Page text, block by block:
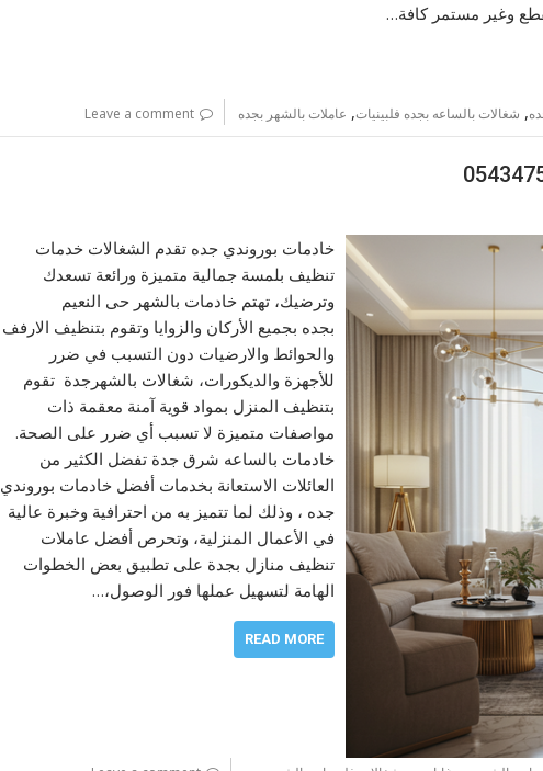
وغير مستمر كافة…
, شغالات بالساعه بجده فلبينيات, عاملات بالشهر بجده Leave a comment
خادمات بوروندي جده تقدم الشغالات خدمات
تنظيف بلمسة جمالية متميزة ورائعة تسعدك
وترضيك، تهتم خادمات بالشهر حى النعيم
بجده بجميع الأركان والزوايا وتقوم بتنظيف الارفف
والحوائط والارضيات دون التسبب في ضرر
للأجهزة والديكورات، شغالات بالشهرجدة تقوم
بتنظيف المنزل بمواد قوية آمنة معقمة ذات
مواصفات متميزة لا تسبب أي ضرر على الصحة.
خادمات بالساعه شرق جدة تفضل الكثير من
العائلات الاستعانة بخدمات أفضل خادمات بوروندي
جده ، وذلك لما تتميز به من احترافية وخبرة عالية
في الأعمال المنزلية، وتحرص أفضل عاملات
تنظيف منازل بجدة على تطبيق بعض الخطوات
الهامة لتسهيل عملها فور الوصول،…
READ MORE